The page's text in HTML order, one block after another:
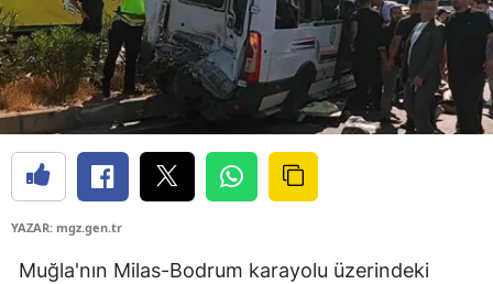
YAZAR: mgz.gen.tr
Muğla'nın Milas-Bodrum karayolu üzerindeki